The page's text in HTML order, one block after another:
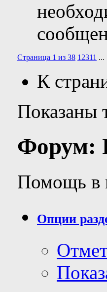
Страница 1 из 38 1 2311 ...
К
Показаны
Форум:
Помощь в
Опции